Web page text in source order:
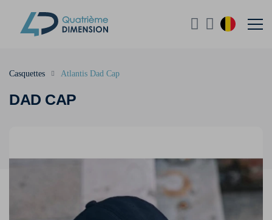
DAD CAP
Casquettes Atlantis Dad Cap